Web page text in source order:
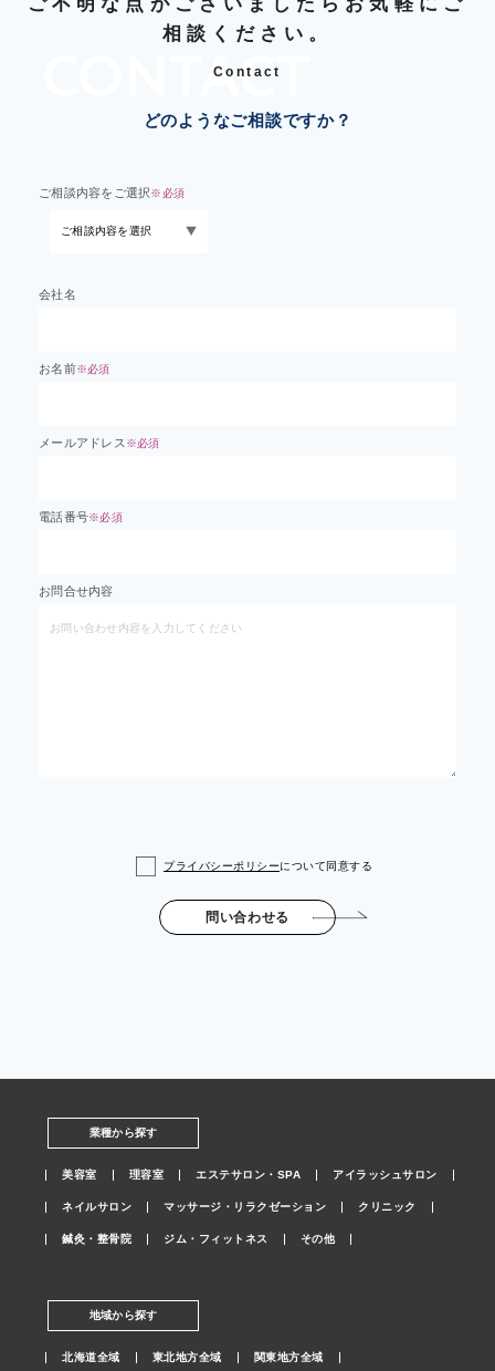
相談ください。
Contact
どのようなご相談ですか？
ご相談内容をご選択※必須
会社名
お名前※必須
メールアドレス ※必須
電話番号※必須
お問合せ内容
プライバシーポリシーについて同意する
問い合わせる
業種から探す
美容室 理容室 エステサロン・SPA アイラッシュサロン
ネイルサロン マッサージ・リラクゼーション クリニック
鍼灸・整骨院 ジム・フィットネス その他
地域から探す
北海道全域 東北地方全域 関東地方全域